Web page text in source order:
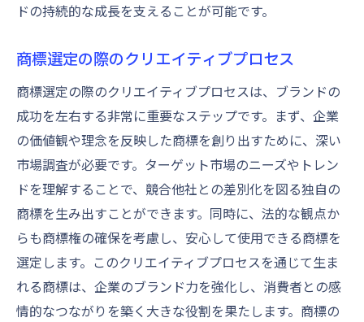
ドの持続的な成長を支えることが可能です。
商標選定の際のクリエイティブプロセス
商標選定の際のクリエイティブプロセスは、ブランドの
成功を左右する非常に重要なステップです。まず、企業
の価値観や理念を反映した商標を創り出すために、深い
市場調査が必要です。ターゲット市場のニーズやトレン
ドを理解することで、競合他社との差別化を図る独自の
商標を生み出すことができます。同時に、法的な観点か
らも商標権の確保を考慮し、安心して使用できる商標を
選定します。このクリエイティブプロセスを通じて生ま
れる商標は、企業のブランド力を強化し、消費者との感
情的なつながりを築く大きな役割を果たします。商標の